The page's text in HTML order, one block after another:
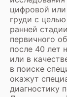
цифровой
груди с
ранней
первичного
после 40 лет
или в
в поиске
окажут
диагностику